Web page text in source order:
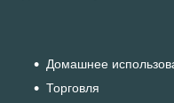
Домашнее
Торговля